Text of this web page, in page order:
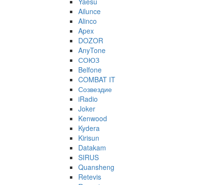
Ailunce
Alinco
Apex
DOZOR
AnyTone
СОЮЗ
Belfone
COMBAT IT
Созвездие
iRadio
Joker
Kenwood
Kydera
Kirisun
Datakam
SIRUS
Quansheng
Retevis